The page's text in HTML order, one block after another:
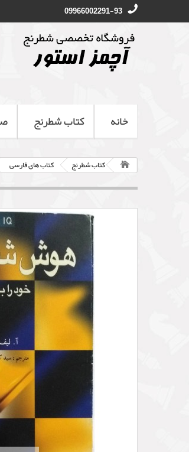
09966002291-93
خانه کتاب شطرنج
کتاب شطرنج کتاب های فارسی